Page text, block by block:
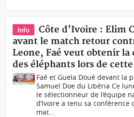
Info
Côte d'Ivoire : Elim
avant le match retour
Leone, Faé veut obtenir
des éléphants lors de
Faé et Guela Doué devant la
Samuel Doe du Libéria Ce
le sélectionneur de l’équipe
d’Ivoire a tenu sa conférence
mat...